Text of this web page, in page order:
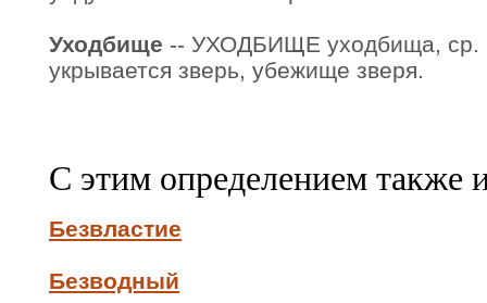
Уходбище -- УХОДБИЩЕ уходбища, ср.
укрывается зверь, убежище зверя.
С этим определением также
Безвластие
Безводный